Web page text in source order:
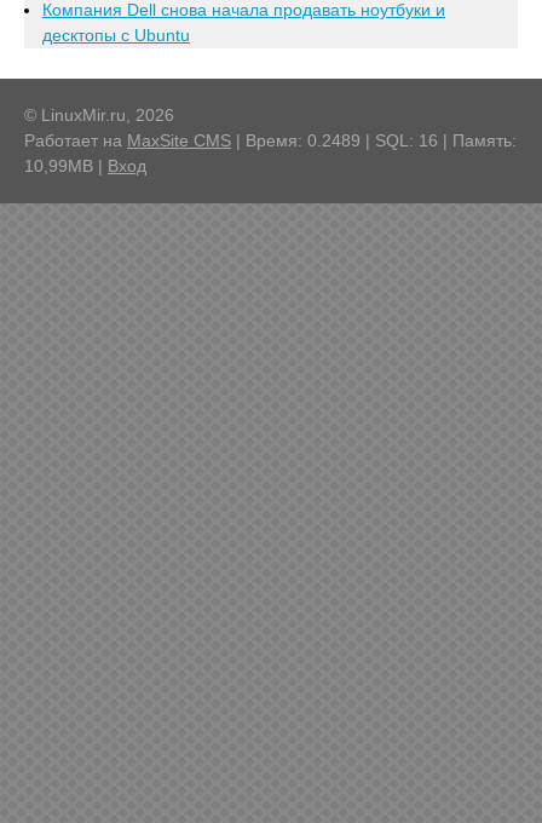
Компания Dell снова начала продавать ноутбуки и
десктопы с Ubuntu
© LinuxMir.ru, 2026
Работает на MaxSite CMS | Время: 0.2489 | SQL: 16 | Память:
10,99MB | Вход